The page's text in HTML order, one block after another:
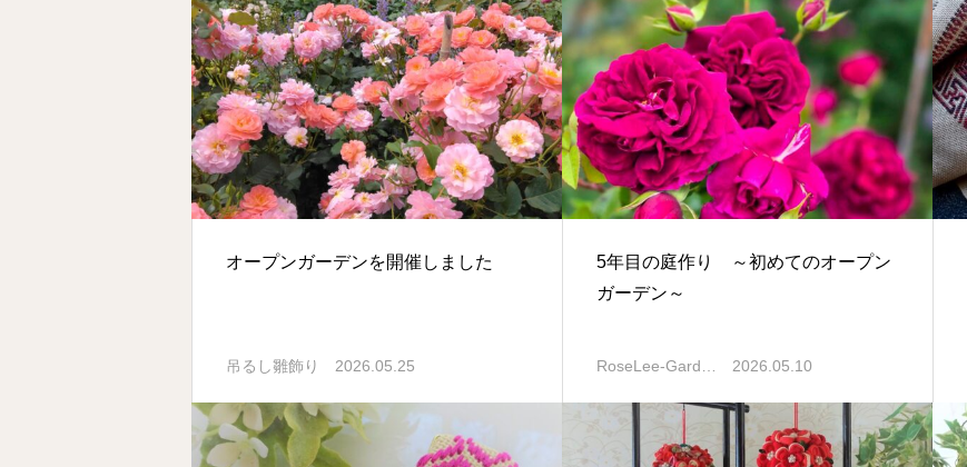
オープンガーデンを開催しました
吊るし雛飾り 2026.05.25
5年目の庭作り ～初めてのオープン
ガーデン～
RoseLee‐Gard… 2026.05.10